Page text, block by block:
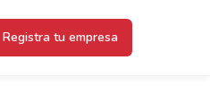
Registra tu empresa